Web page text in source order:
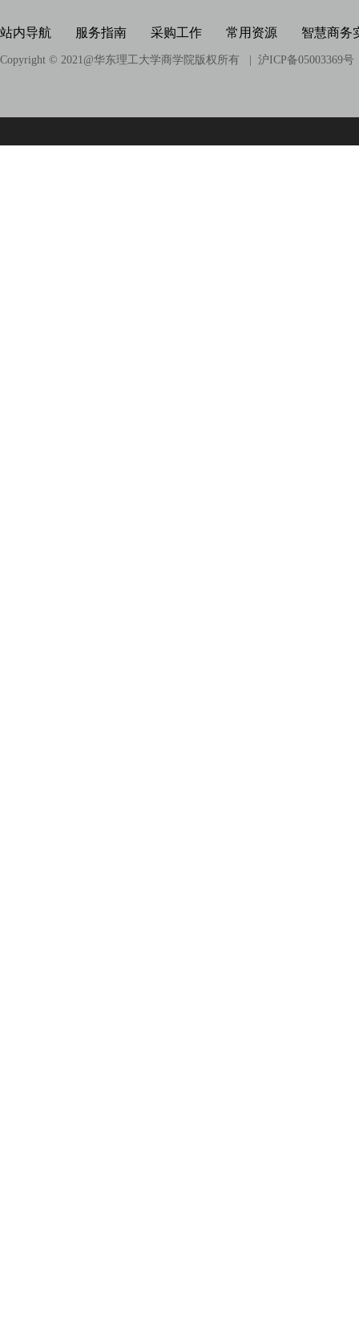
站内导航 服务指南 采购工作 常用资源 智慧商务
Copyright © 2021@华东理工大学商学院版权所有 | 沪ICP备05003369号